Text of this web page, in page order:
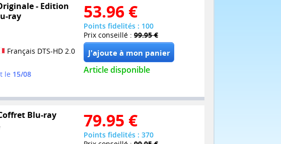
- Edition
ray
Français DTS-HD 2.0
le 15/08
53.96 €
Points fidelités : 100
Prix conseillé : 99.95 €
Article disponible
Blu-ray 79.95 €
Points fidelités : 370